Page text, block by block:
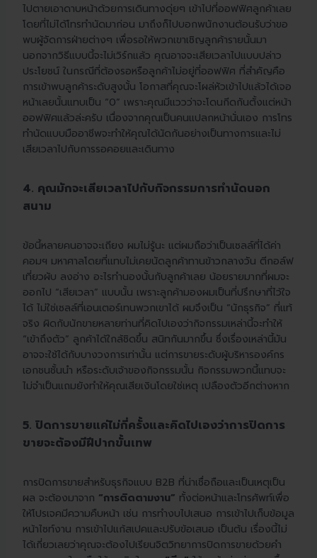
ไปตายเอาดาบหน้าด้วยการเดินทางดุ่ยๆ เข้าไปที่ออฟฟิศลูกค้าเลย
โดยที่ไม่ได้โทรทำนัดมาก่อน มาถึงก็ไปบอกพนักงานต้อนรับว่าขอ
พบผู้จัดการฝ่ายต่างๆ เพื่อรอให้พวกเขาเชิญลูกค้ารายนั้นมา
นอกจากวิธีแบบนี้จะไม่เวิร์กแล้ว คุณอาจจะเสียเวลาไปแบบปล่าว
ประโยชน์ ในกรณีที่ต้องรอหรือลูกค้าไม่อยู่ที่ออฟฟิศ ที่สำคัญคือ
การเข้าพบลูกค้าระดับสูงนั้น โอกาสที่คุณจะโผล่หัวเข้าไปแล้วได้เจอ
หน้าเลยนั้นแทบเป็น “0” เพราะคุณมีแววว่าจะโดนกีดกันตั้งแต่หน้า
ออฟฟิศแล้วล่ะครับ เนื่องจากคุณเป็นคนแปลกหน้านั่นเอง การโทร
ทำนัดแบบมืออาชีพจะทำให้คุณได้นัดกันอย่างเป็นทางการและไม่
เสียเวลาไปกับการรอคอยและเดินทาง
4. คุณมักจะเสียเวลาไปกับกิจกรรมการทำนัดนอก
สนาม
ข้อนี้หลายคนอาจจะเถียง ผมไม่รู้นะ แต่ผมถือว่าเป็นเซลล์ที่ได้ค่า
คอมฯ มหาศาลโดยที่แทบไม่เคยนัดลูกค้าทานข้าวกลางวัน ตีกอล์ฟ
เที่ยวผับ ลงอ่าง อะไรทำนองนั้นกับลูกค้าเลย น้อยรายมากที่ผมจะ
ออกไป “เสียเวลา” แบบนั้น เพราะลูกค้ามองผมเป็นที่ปรึกษาที่ไว้ใจ
ได้ ไม่ใช่เซลล์ที่เอนเตอร์เทนพวกเขาได้ ผมจึงเป็น “นักธุรกิจ” ที่แท้
จริง ผิดกับนักขายหลายท่านที่คิดไปเองว่ากิจกรรมเหล่านี้จะทำให้
“เข้าถึงตัว” ลูกค้าได้ใกล้ชิดขึ้น สนิทกันมากขึ้น ซึ่งเรื่องเหล่านี้มัน
อาจจะใช้ได้กับบางวงการเท่านั้น แต่การขายระดับผู้บริหารองค์กร
เอกชนชั้นนำ หรือระดับเจ้าของกิจกรรมนั้น กิจกรรมพวกนี้แทบจะ
ไม่จำเป็นแถมยังทำให้คุณเสียเงินโดยใช่เหตุ เปลืองตัวอีกต่างหาก
5. ปิดการขายแค่ไม่กี่ครั้งและคิดไปเองว่าการปิดการ
ขายจะต้องมีฝีปากขั้นเทพ
การปิดการขายสำหรับธุรกิจแบบ B2B ที่น่าเชื่อถือและเป็นเหตุเป็น
ผล จะต้องมาจาก “การติดตามงาน” ทั้งต่อหน้าและโทรศัพท์เพื่อ
ให้โปรเจคมีความคืบหน้า เช่น การทำงบไปเสนอ การเข้าไปเก็บข้อมูล
หน้าไซท์งาน การเข้าไปแก้สเปคและปรับข้อเสนอ เป็นต้น เรื่องนี้ไม่
ได้เกี่ยวเลยว่าคุณจะต้องไปเรียนจิตวิทยาการปิดการขายด้วยคำ